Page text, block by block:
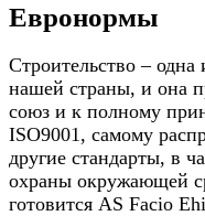
Евронормы
Строительство –
нашей страны, и она
союз и к полному
ISO9001, самому
другие стандарты, в
охраны окружающей
готовится AS Facio